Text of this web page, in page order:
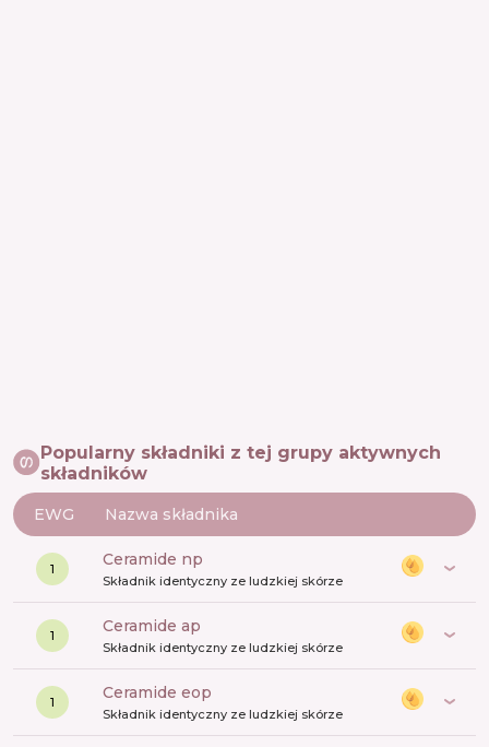
Popularny składniki z tej grupy aktywnych
składników
EWG Nazwa składnika
1 ceramide np
Składnik identyczny ze ludzkiej skórze
1 ceramide ap
Składnik identyczny ze ludzkiej skórze
1 ceramide eop
Składnik identyczny ze ludzkiej skórze